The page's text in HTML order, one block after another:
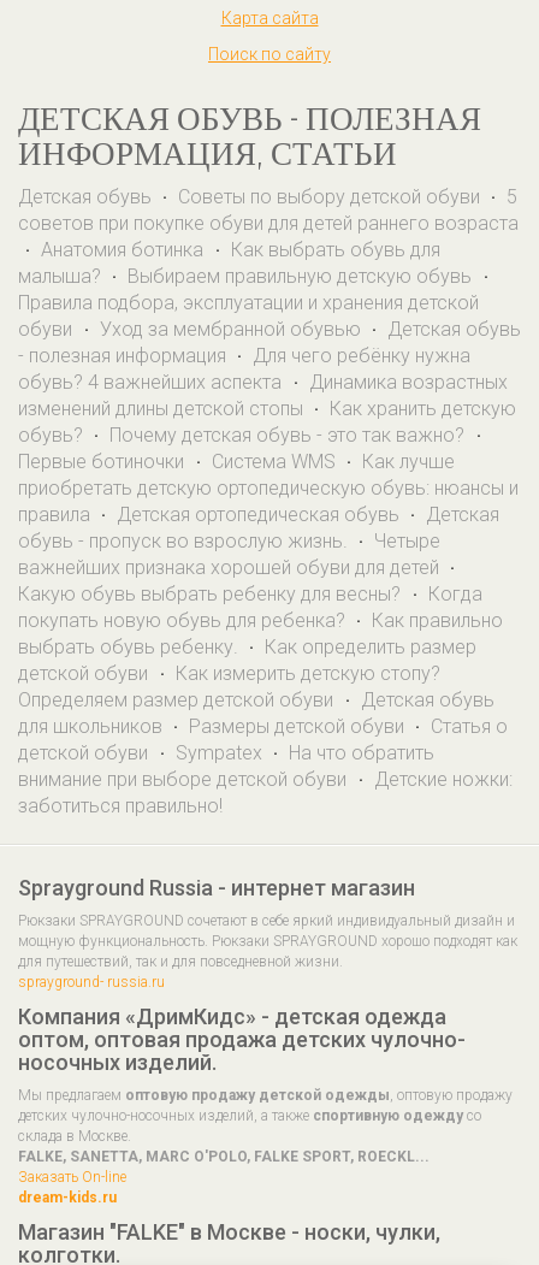
Карта сайта
Поиск по сайту
ДЕТСКАЯ ОБУВЬ - ПОЛЕЗНАЯ
ИНФОРМАЦИЯ, СТАТЬИ
Детская обувь · Советы по выбору детской обуви ·
5
советов при покупке обуви для детей раннего возраста
· Анатомия ботинка ·
Как выбрать обувь для
малыша?
· Выбираем правильную детскую обувь ·
Правила подбора, эксплуатации и хранения детской
обуви
· Уход за мембранной обувью ·
Детская обувь
- полезная информация
·
Для чего ребёнку нужна
обувь? 4 важнейших аспекта
·
Динамика возрастных
изменений длины детской стопы
·
Как хранить детскую
обувь?
· Почему детская обувь - это так важно? ·
Первые ботиночки · Система WMS ·
Как лучше
приобретать детскую ортопедическую обувь: нюансы и
правила
· Детская ортопедическая обувь ·
Детская
обувь - пропуск во взрослую жизнь.
·
Четыре
важнейших признака хорошей обуви для детей
·
Какую обувь выбрать ребенку для весны? ·
Когда
покупать новую обувь для ребенка?
·
Как правильно
выбрать обувь ребенку.
·
Как определить размер
детской обуви
·
Как измерить детскую стопу?
Определяем размер детской обуви
·
Детская обувь
для школьников
· Размеры детской обуви ·
Статья о
детской обуви
· Sympatex ·
На что обратить
внимание при выборе детской обуви
·
Детские ножки:
заботиться правильно!
Sprayground Russia - интернет магазин
Рюкзаки SPRAYGROUND сочетают в себе яркий индивидуальный дизайн и
мощную функциональность. Рюкзаки SPRAYGROUND хорошо подходят как
для путешествий, так и для повседневной жизни.
sprayground- russia.ru
Компания «ДримКидс» - детская одежда
оптом, оптовая продажа детских чулочно-
носочных изделий.
Мы предлагаем оптовую продажу детской одежды , оптовую продажу
детских чулочно-носочных изделий, а также спортивную одежду со
склада в Москве.
FALKE, SANETTA, MARC O'POLO, FALKE SPORT, ROECKL...
Заказать On-line
dream-kids.ru
Магазин "FALKE" в Москве - носки, чулки,
колготки.